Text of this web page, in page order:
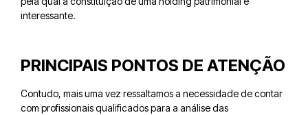
interessante.
PRINCIPAIS PONTOS DE ATENÇÃO
Contudo, mais uma vez ressaltamos a necessidade de contar
com profissionais qualificados para a análise das